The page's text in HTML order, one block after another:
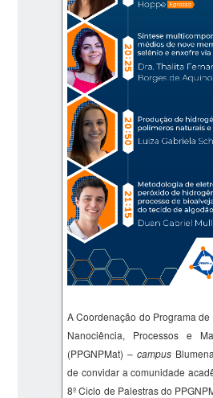
A Coordenação do Programa de
Nanociência, Processos e
(PPGNPMat) – campus
de convidar a comunidade
8º Ciclo de Palestras do